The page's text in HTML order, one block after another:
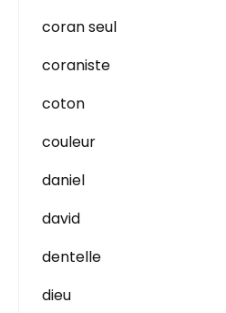
coran seul
coraniste
coton
couleur
daniel
david
dentelle
dieu